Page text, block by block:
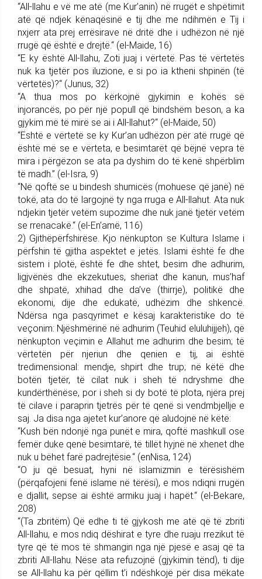
“All-llahu e vë me atë (me Kur’anin) në rrugët e shpëtimit
atë që ndjek kënaqësinë e tij dhe me ndihmën e Tij i
nxjerr ata prej errësirave në dritë dhe i udhëzon në një
rrugë që është e drejtë.“ (el-Maide, 16)
“E ky është All-llahu, Zoti juaj i vërtetë. Pas të vërtetës
nuk ka tjetër pos iluzione, e si po ia ktheni shpinën (të
vërtetës)?“ (Junus, 32)
“A thua mos po kërkojnë gjykimin e kohës së
injorancës, po për një popull që bindshëm beson, a ka
gjykim më të mirë se ai i All-llahut?“ (el-Maide, 50)
“Është e vërtetë se ky Kur’an udhëzon për atë rrugë që
është më se e vërteta, e besimtarët që bëjnë vepra të
mira i përgëzon se ata pa dyshim do të kenë shpërblim
të madh.” (el-Isra, 9)
“Në qoftë se u bindesh shumicës (mohuese që janë) në
tokë, ata do të largojnë ty nga rruga e All-llahut. Ata nuk
ndjekin tjetër vetëm supozime dhe nuk janë tjetër vetëm
se rrenacakë.“ (el-En’amë, 116)
2) Gjithëpërfshirëse. Kjo nënkupton se Kultura Islame i
përfshin të gjitha aspektet e jetës. Islami është fe dhe
sistem i plotë, është fe dhe shtet, besim dhe adhurim,
ligjvënës dhe ekzekutues, sheriat dhe kanun, mus’haf
dhe shpatë, xhihad dhe da’ve (thirrje), politikë dhe
ekonomi, dije dhe edukatë, udhëzim dhe shkencë.
Ndërsa nga pasqyrimet e kësaj karakteristike do të
veçonim: Njëshmërinë në adhurim (Teuhid eluluhijjeh), që
nënkupton veçimin e Allahut me adhurim dhe besim; të
vërtetën për njeriun dhe qenien e tij, ai është
tredimensional: mendje, shpirt dhe trup; në këtë dhe
botën tjetër, të cilat nuk i sheh të ndryshme dhe
kundërthënëse, por i sheh si dy botë të plota, njëra prej
të cilave i paraprin tjetrës për të qenë si vendmbjellje e
saj. Ja disa nga ajetet kur’anore që aludojnë në këtë:
“Kush bën ndonjë nga punët e mira, qoftë mashkull ose
femër duke qenë besimtarë, të tillët hyjnë në xhenet dhe
nuk u bëhet farë padrejtësie.“ (enNisa, 124)
“O ju që besuat, hyni në islamizmin e tërësishëm
(përqafojeni fenë islame në tërësi), e mos ndiqni rrugën
e djallit, sepse ai është armiku juaj i hapët.“ (el-Bekare,
208)
“(Ta zbritëm) Që edhe ti të gjykosh me atë që të zbriti
All-llahu, e mos ndiq dëshirat e tyre dhe ruaju rrezikut të
tyre që të mos të shmangin nga një pjesë e asaj që ta
zbriti All-llahu. Nëse ata refuzojnë (gjykimin tënd), ti dije
se All-llahu ka për qëllim t’i ndëshkojë për disa mëkate